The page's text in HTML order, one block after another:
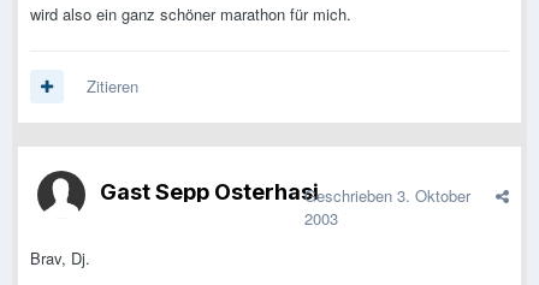
wird also ein ganz schöner marathon für mich.
Zitieren
Gast Sepp OsterhasiGeschrieben 3. Oktober
2003
Brav, Dj.